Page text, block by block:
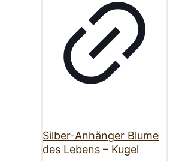
Silber-Anhänger Blume
des Lebens – Kugel